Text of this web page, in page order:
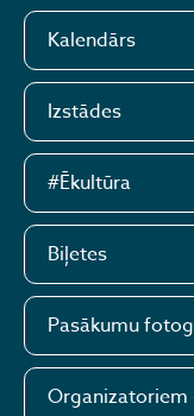
Kalendārs
Izstādes
#Ēkultūra
Biļetes
Pasākumu
Organizatoriem